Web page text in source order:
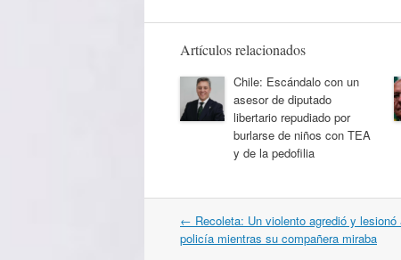
Artículos relacionados
Chile: Escándalo con un
asesor de diputado
libertario repudiado por
burlarse de niños con TEA
y de la pedofilia
Navegación
por
← Recoleta: Un violento agredió y lesionó
policía mientras su compañera miraba